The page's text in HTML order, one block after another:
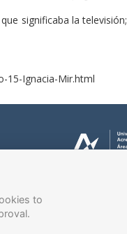
significaba la televisión;
15-Ignacia-Mir.html
to